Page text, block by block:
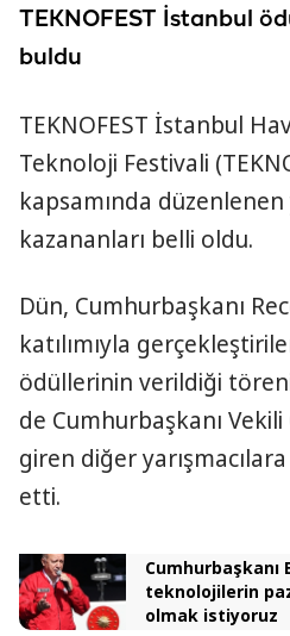
TEKNOFEST İstanbul
buldu
TEKNOFEST İstanbul
Teknoloji Festivali
kapsamında düzenlenen
kazananları belli oldu.
Dün, Cumhurbaşkanı
katılımıyla
ödüllerinin verildiği
de Cumhurbaşkanı
giren diğer
etti.
Cumhurbaşkanı
teknolojilerin
olmak istiyoruz